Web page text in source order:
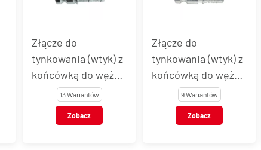
Złącze do
tynkowania (wtyk) z
końcówką do węża -
do mocowania
opaskami
13 Wariantów
Zobacz
Złącze do
tynkowania (wtyk) z
końcówką do węża -
do zaciskania tuleją
9 Wariantów
Zobacz